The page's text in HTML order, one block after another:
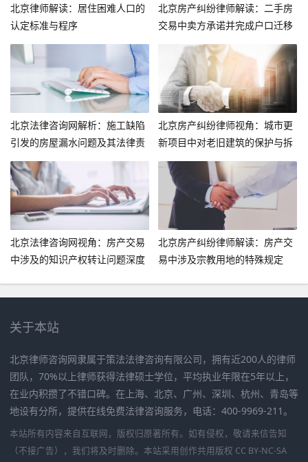
北京律师解读：居住困难人口的
认定标准与程序
北京房产纠纷律师解读：二手房
交易中卖方承诺并完成户口迁移
的法律问题
北京法律咨询网解析：施工缺陷
引发的房屋漏水问题及其法律责
任
北京房产纠纷律师视角：城市更
新项目中对老旧建筑的保护与拆
除争议
北京法律咨询网视角：房产交易
中涉及的知识产权转让问题深度
北京房产纠纷律师解读：房产交
易中涉及宗教用地的特殊规定
关于本站
北京律师咨询网隶属于策法法律咨询有限公司，拥有近200人的律师
团队，70%以上律师获得法律硕士学位，平均执业年限在5年以上，
在业内积攒了不错口碑。在上海、北京、广州、深圳、杭州、青岛等
地设有分所，提供在线免费法律咨询服务，电话：400-9969-211。
本站所有内容来自互联网，版权归原著所有。如有侵权，敬请来信告知
（不接广告），我们将及时删除。本站采用创作共用版权 CC BY-NC-SA